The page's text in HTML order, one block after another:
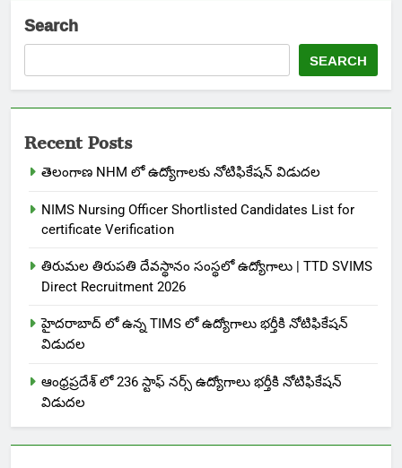
Search
SEARCH
Recent Posts
తెలంగాణ NHM లో ఉద్యోగాలకు నోటిఫికేషన్ విడుదల
NIMS Nursing Officer Shortlisted Candidates List for
certificate Verification
తిరుమల తిరుపతి దేవస్థానం సంస్థలో ఉద్యోగాలు | TTD SVIMS
Direct Recruitment 2026
హైదరాబాద్ లో ఉన్న TIMS లో ఉద్యోగాలు భర్తీకి నోటిఫికేషన్
విడుదల
ఆంధ్రప్రదేశ్ లో 236 స్టాఫ్ నర్స్ ఉద్యోగాలు భర్తీకి నోటిఫికేషన్
విడుదల